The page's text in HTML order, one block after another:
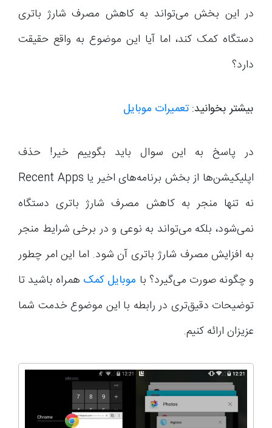
در این بخش می‌تواند به کاهش مصرف شارژ باتری
دستگاه کمک کند، اما آیا این موضوع به واقع حقیقت
دارد؟
بیشتر بخوانید: تعمیرات موبایل
در پاسخ به این سوال باید بگوییم خیر! حذف
اپلیکیشن‌ها از بخش برنامه‌های اخیر یا Recent Apps
نه تنها منجر به کاهش مصرف شارژ باتری دستگاه
نمی‌شود، بلکه می‌تواند به نوعی و در برخی شرایط منجر
به افزایش مصرف شارژ باتری آن شود. اما این امر چطور
و چگونه صورت می‌گیرد؟ با موبایل کمک همراه باشید تا
توضیحات دقیق‌تری در رابطه با این موضوع خدمت شما
عزیزان ارائه کنیم.